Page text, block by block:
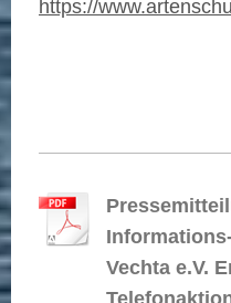
https://
Vechta e.V.